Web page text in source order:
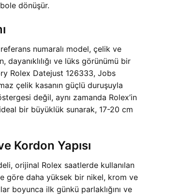
dönüşür.
numaralı model, çelik ve
dayanıklılığı ve lüks görünümü bir
Rolex Datejust 126333, Jobs
çelik kasanın güçlü duruşuyla
değil, aynı zamanda Rolex’in
bir büyüklük sunarak, 17-20 cm
Kordon Yapısı
orijinal Rolex saatlerde kullanılan
göre daha yüksek bir nikel, krom ve
boyunca ilk günkü parlaklığını ve